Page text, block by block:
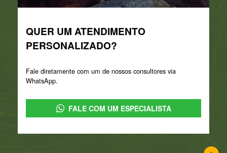
QUER UM ATENDIMENTO
PERSONALIZADO?
Fale diretamente com um de nossos consultores via
WhatsApp.
FALE COM UM ESPECIALISTA